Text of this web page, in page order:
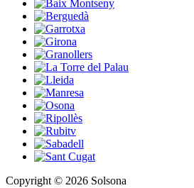
Copyright © 2026 Solsona